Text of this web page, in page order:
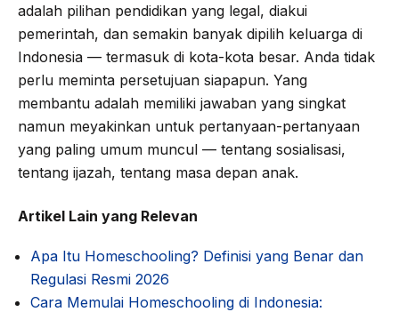
adalah pilihan pendidikan yang legal, diakui
pemerintah, dan semakin banyak dipilih keluarga di
Indonesia — termasuk di kota-kota besar. Anda tidak
perlu meminta persetujuan siapapun. Yang
membantu adalah memiliki jawaban yang singkat
namun meyakinkan untuk pertanyaan-pertanyaan
yang paling umum muncul — tentang sosialisasi,
tentang ijazah, tentang masa depan anak.
Artikel Lain yang Relevan
Apa Itu Homeschooling? Definisi yang Benar dan
Regulasi Resmi 2026
Cara Memulai Homeschooling di Indonesia: